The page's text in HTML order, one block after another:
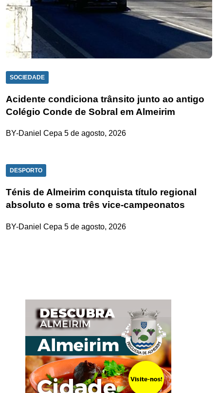
SOCIEDADE
Acidente condiciona trânsito junto ao antigo
Colégio Conde de Sobral em Almeirim
BY-Daniel Cepa 5 de agosto, 2026
DESPORTO
Ténis de Almeirim conquista título regional
absoluto e soma três vice-campeonatos
BY-Daniel Cepa 5 de agosto, 2026